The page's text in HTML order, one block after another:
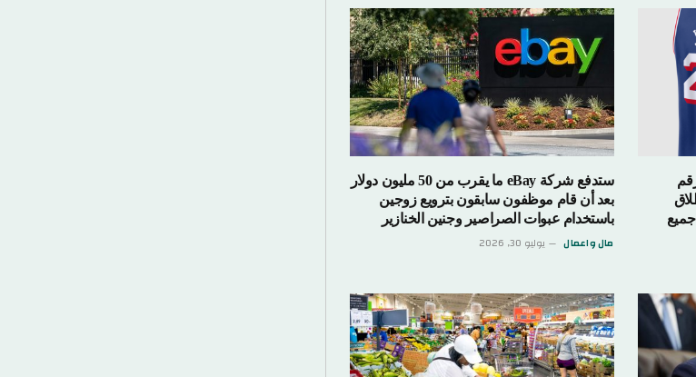
ستدفع شركة eBay ما يقرب من 50 مليون دولار
بعد أن قام موظفون سابقون بترويع زوجين
باستخدام عبوات الصراصير وجنين الخنازير
مال واعمال يوليو 30, 2026